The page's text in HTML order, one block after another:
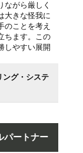
ながら厳しく
大きな怪我に
のことを考え
ちます。この
しやすい展開
ング・システ
パートナー